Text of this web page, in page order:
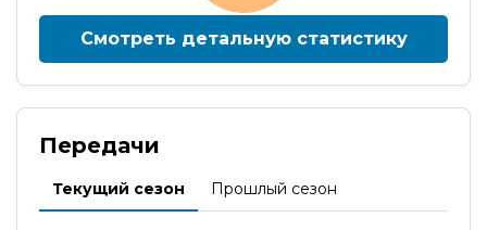
Смотреть детальную статистику
Передачи
Текущий сезон Прошлый сезон